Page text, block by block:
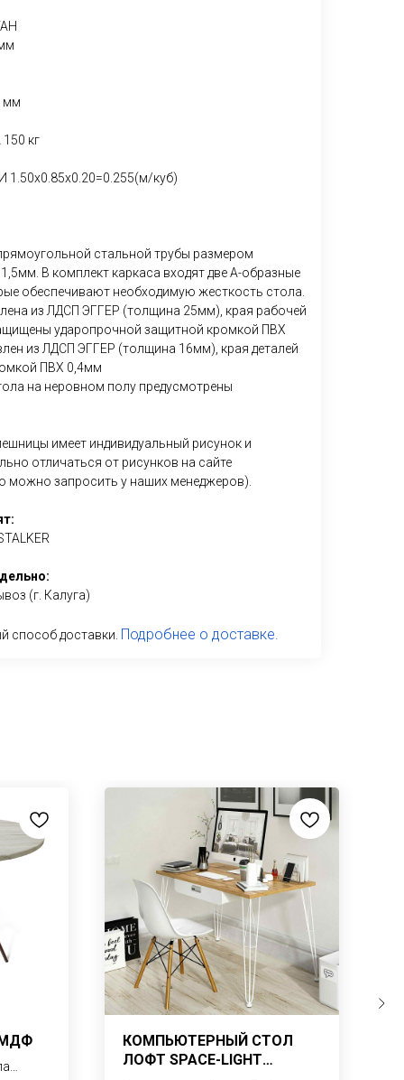
мм
кг
куб)
стальной трубы размером
В комплект каркаса входят две А-образные
обеспечивают необходимую жесткость стола.
из ЛДСП ЭГГЕР (толщина 25мм), края рабочей
ударопрочной защитной кромкой ПВХ
из ЛДСП ЭГГЕР (толщина 16мм), края деталей
ПВХ 0,4мм
на неровном полу предусмотрены
имеет индивидуальный рисунок и
отличаться от рисунков на сайте
можно запросить у наших менеджеров).
(г. Калуга)
способ доставки. Подробнее о доставке.
МДФ
КОМПЬЮТЕРНЫЙ СТОЛ
ЛОФТ SPACE-LIGHT